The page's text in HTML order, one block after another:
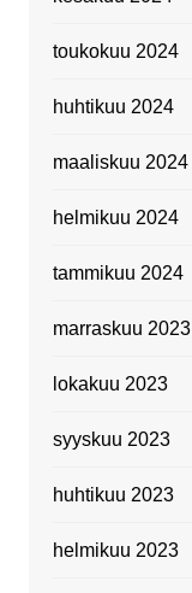
toukokuu 2024
huhtikuu 2024
maaliskuu 2024
helmikuu 2024
tammikuu 2024
marraskuu 2023
lokakuu 2023
syyskuu 2023
huhtikuu 2023
helmikuu 2023